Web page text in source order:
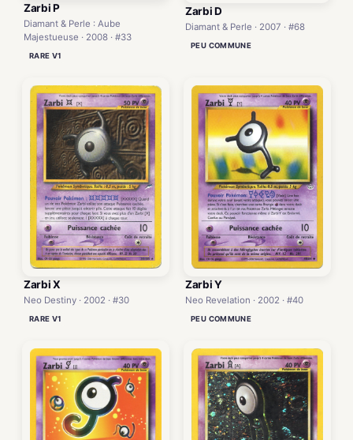
Zarbi P
Diamant & Perle : Aube
Majestueuse · 2008 · #33
RARE V1
Zarbi D
Diamant & Perle · 2007 · #68
PEU COMMUNE
Zarbi X
Neo Destiny · 2002 · #30
RARE V1
Zarbi Y
Neo Revelation · 2002 · #40
PEU COMMUNE